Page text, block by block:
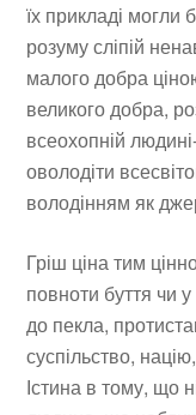
їх прикладі могли
розуму сліпій
малого добра
великого добра,
всеохопній
оволодіти
володінням як
Гріш ціна тим
повноти буття чи
до пекла,
суспільство,
Істина в тому, що